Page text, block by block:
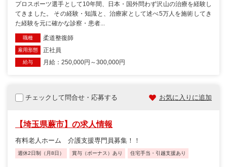
プロスポーツ選手として10年間、日本・国外問わず沢山の治療を経験し
てきました。 その経験・知識と、治療家として述べ5万人を施術してき
た経験を元に確かな診察・患者...
職種 柔道整復師
雇用形態 正社員
給与 月給：250,000円～300,000円
チェックして問合せ・応募する お気に入りに追加
【埼玉県蕨市】の求人情報
有料老人ホーム 介護支援専門員募集！！
週休2日制（月8日） 賞与（ボーナス）あり 住宅手当・引越支援あり